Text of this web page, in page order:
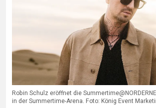
Robin Schulz eröffnet die
in der Summertime-Arena. Foto: König Event